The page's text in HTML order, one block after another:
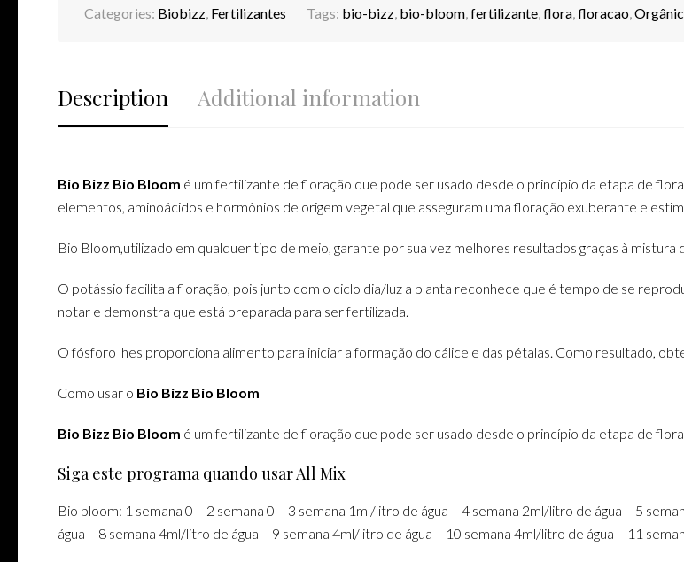
Categories: Biobizz, Fertilizantes Tags: bio-bizz, bio-bloom,fertilizante,flora,floracao,
Description Additional information
Bio Bizz Bio Bloom é um fertilizante de floração que pode ser usado desde o princípio da etapa de
elementos, aminoácidos e hormônios de origem vegetal que asseguram uma floração exuberante e
Bio Bloom,utilizado em qualquer tipo de meio, garante por sua vez melhores resultados graças à
O potássio facilita a floração, pois junto com o ciclo dia/luz a planta reconhece que é tempo de se
notar e demonstra que está preparada para ser fertilizada.
O fósforo lhes proporciona alimento para iniciar a formação do cálice e das pétalas. Como resultado,
Como usar o Bio Bizz Bio Bloom
Bio Bizz Bio Bloom é um fertilizante de floração que pode ser usado desde o princípio da etapa de
Siga este programa quando usar All Mix
Bio bloom: 1 semana 0 – 2 semana 0 – 3 semana 1ml/litro de água – 4 semana 2ml/litro de água – 5
água – 8 semana 4ml/litro de água – 9 semana 4ml/litro de água – 10 semana 4ml/litro de água – 11